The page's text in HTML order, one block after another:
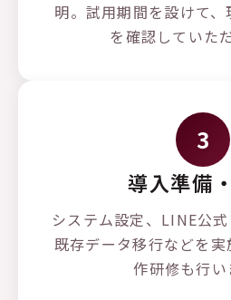
明。試用期間を設けて
を確認していた
3
導入準備
システム設定、LINE公式
既存データ移行などを
作研修も行い